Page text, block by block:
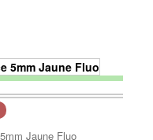
Jaune Fluo